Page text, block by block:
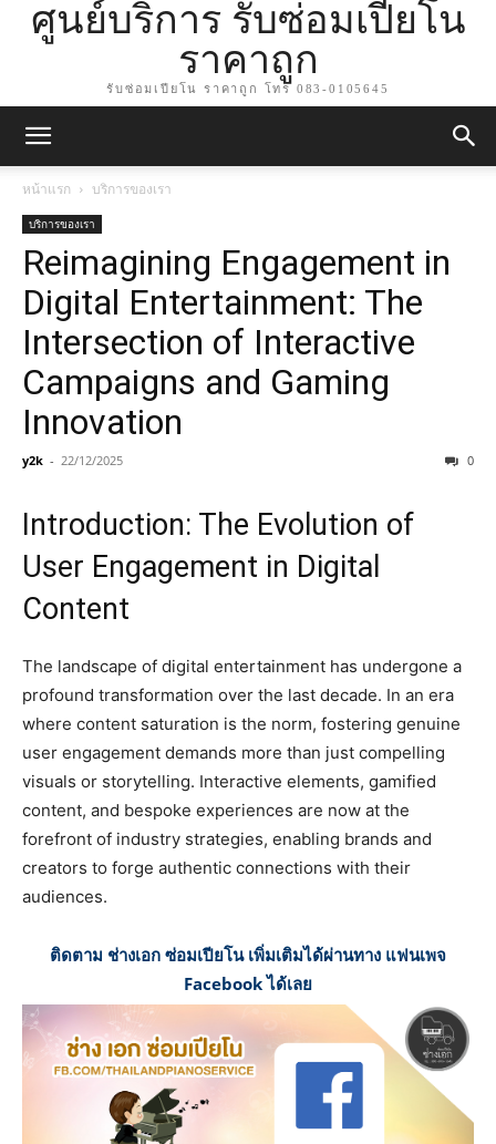
ศูนย์บริการ รับซ่อมเปียโน
ราคาถูก
รับซ่อมเปียโน ราคาถูก โทร 083-0105645
หน้าแรก บริการของเรา
บริการของเรา
Reimagining Engagement in
Digital Entertainment: The
Intersection of Interactive
Campaigns and Gaming
Innovation
y2k - 22/12/2025 0
Introduction: The Evolution of
User Engagement in Digital
Content
The landscape of digital entertainment has undergone a
profound transformation over the last decade. In an era
where content saturation is the norm, fostering genuine
user engagement demands more than just compelling
visuals or storytelling. Interactive elements, gamified
content, and bespoke experiences are now at the
forefront of industry strategies, enabling brands and
creators to forge authentic connections with their
audiences.
ติดตาม ช่างเอก ซ่อมเปียโน เพิ่มเติมได้ผ่านทาง แฟนเพจ
Facebook ได้เลย